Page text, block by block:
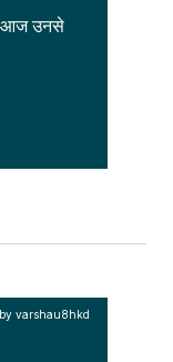
by varshau8hkd